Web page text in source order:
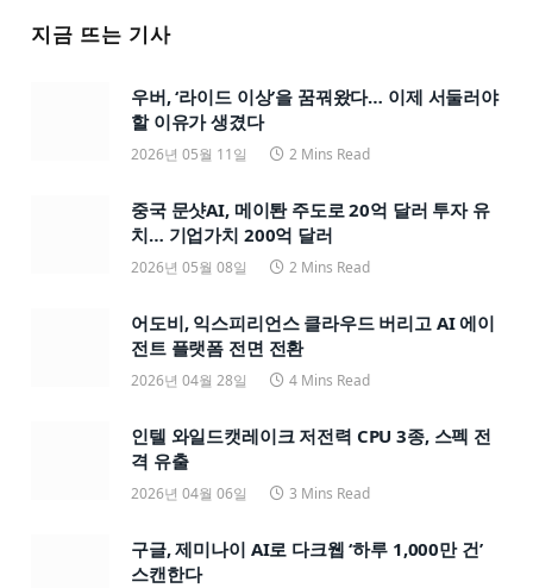
지금 뜨는 기사
우버, ‘라이드 이상’을 꿈꿔왔다… 이제 서둘러야
할 이유가 생겼다
2026년 05월 11일 2 Mins Read
중국 문샷AI, 메이퇀 주도로 20억 달러 투자 유
치… 기업가치 200억 달러
2026년 05월 08일 2 Mins Read
어도비, 익스피리언스 클라우드 버리고 AI 에이
전트 플랫폼 전면 전환
2026년 04월 28일 4 Mins Read
인텔 와일드캣레이크 저전력 CPU 3종, 스펙 전
격 유출
2026년 04월 06일 3 Mins Read
구글, 제미나이 AI로 다크웹 ‘하루 1,000만 건’
스캔한다